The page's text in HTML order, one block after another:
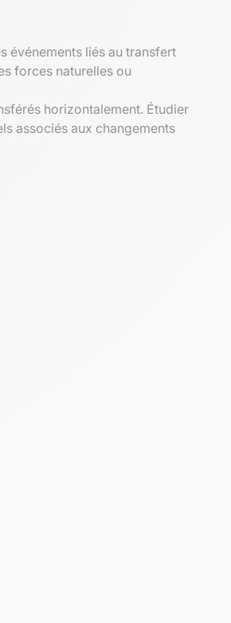
événements liés au transfert
forces naturelles ou
horizontalement. Étudier
associés aux changements